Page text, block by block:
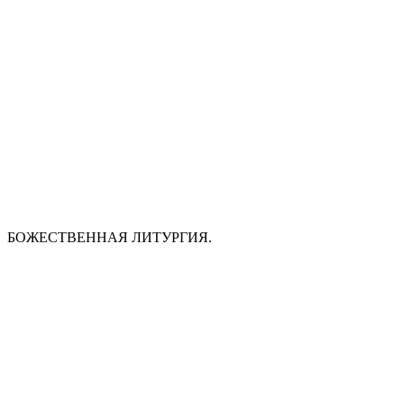
БОЖЕСТВЕННАЯ ЛИТУРГИЯ.